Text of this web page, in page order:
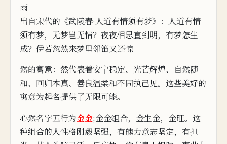
雨
出自宋代的《武陵春·人道有情须有梦》： 人道有情
须有梦，无梦岂无情？夜夜相思直到明， 有梦怎生
成？伊若忽然来梦里邻笛又还惊
然的寓意：然代表着安宁稳定、光芒辉煌、自然随
和、回归本真、善良温柔和不固执己见。这些美好的
寓意为起名提供了无限可能。
心然名字五行为金金;金金组合， 金生金，金旺。这
种组合的人性格刚毅坚强，有魄力意志坚定，有担